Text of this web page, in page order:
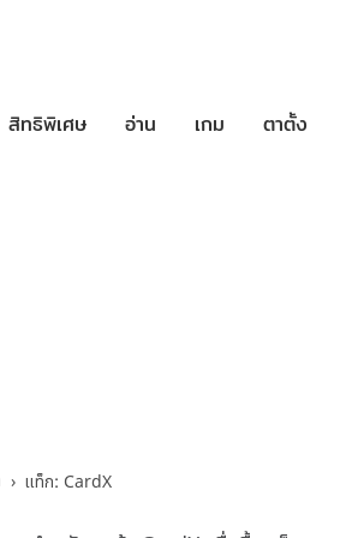
สิทธิพิเศษ อ่าน เกม ตาตั้ง
แท็ก: CardX